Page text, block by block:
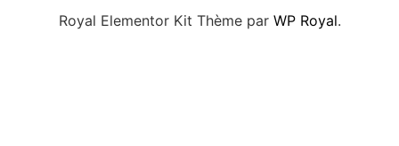
Royal Elementor Kit Thème par WP Royal.